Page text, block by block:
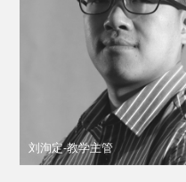
刘洵定-教学主管